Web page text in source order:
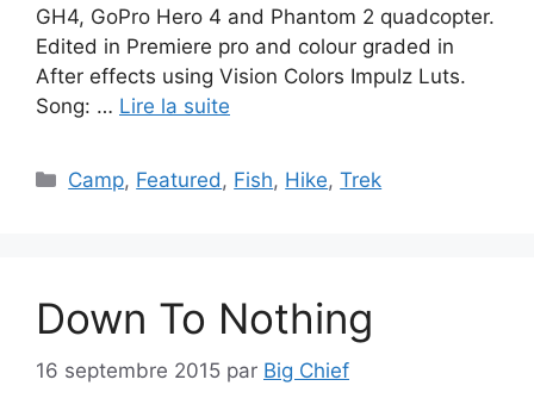
GH4, GoPro Hero 4 and Phantom 2 quadcopter.
Edited in Premiere pro and colour graded in
After effects using Vision Colors Impulz Luts.
Song: … Lire la suite
Catégories
Camp, Featured , Fish, Hike,Trek
Down To Nothing
16 septembre 2015 par Big Chief